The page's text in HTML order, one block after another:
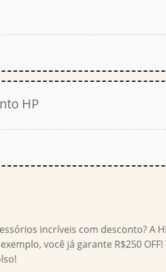
HP
incríveis com desconto? A
você já garante R$250